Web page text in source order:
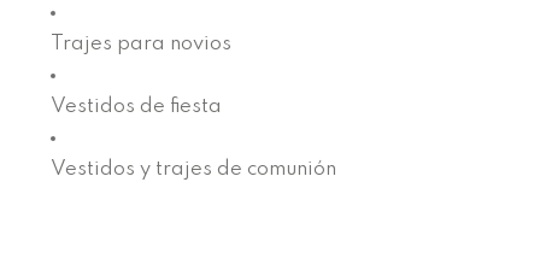
Trajes para novios
Vestidos de fiesta
Vestidos y trajes de comunión